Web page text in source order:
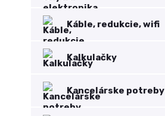
Káble, redukcie, wifi
Kalkulačky
Kancelárske potreby